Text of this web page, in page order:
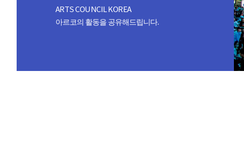
ARTS COUNCIL KOREA
아르코의 활동을 공유해드립니다.